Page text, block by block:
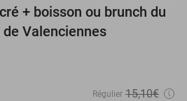
28%
+ boisson ou brunch du
Valenciennes
Régulier 15,10€